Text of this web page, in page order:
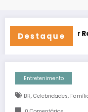
Destaque
Melhor Ração para
Entretenimento
BR, Celebridades,